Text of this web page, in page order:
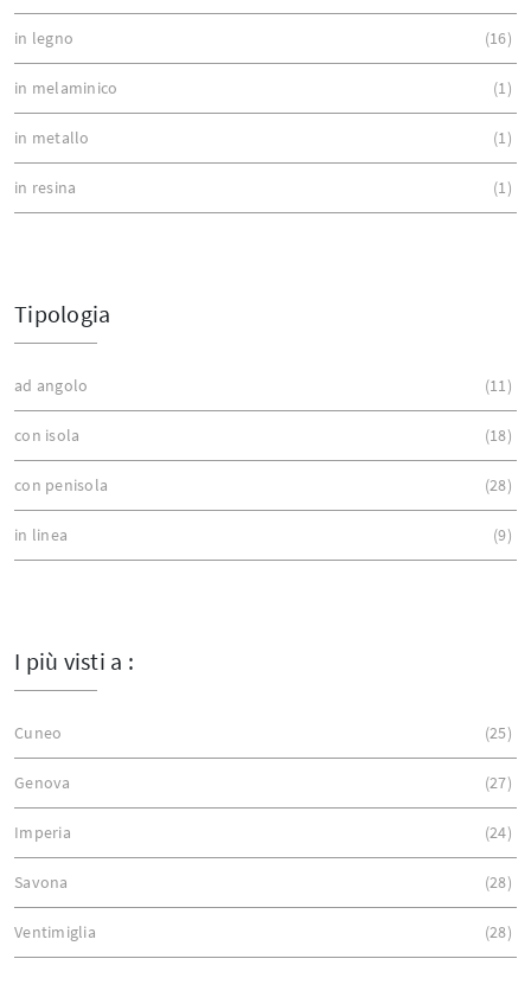
in legno 16
in melaminico 1
in metallo 1
in resina 1
Tipologia
ad angolo 11
con isola 18
con penisola 28
in linea 9
I più visti a :
Cuneo 25
Genova 27
Imperia 24
Savona 28
Ventimiglia 28